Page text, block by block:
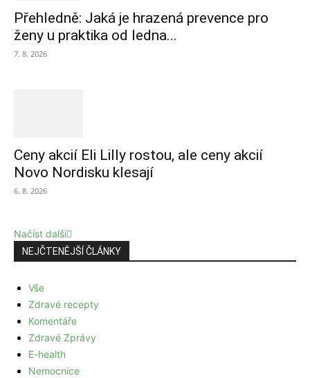
Přehledně: Jaká je hrazená prevence pro
ženy u praktika od ledna...
7. 8. 2026
Ceny akcií Eli Lilly rostou, ale ceny akcií
Novo Nordisku klesají
6. 8. 2026
Načíst další
NEJČTENĚJŠÍ ČLÁNKY
Vše
Zdravé recepty
Komentáře
Zdravé Zprávy
E-health
Nemocnice